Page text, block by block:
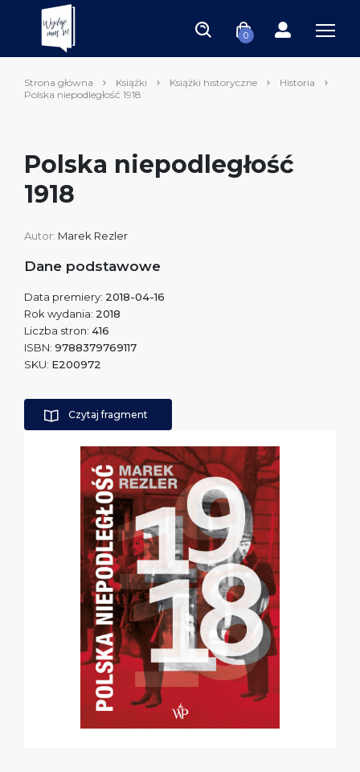
0
Strona główna Książki Książki historyczne
Historia
Polska niepodległość 1918
Polska niepodległość
1918
Autor: Marek Rezler
Dane podstawowe
Data premiery: 2018-04-16
Rok wydania: 2018
Liczba stron: 416
ISBN: 9788379769117
SKU: E200972
Czytaj fragment